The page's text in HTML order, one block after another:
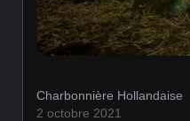
Charbonnière Hollandaise
2 octobre 2021